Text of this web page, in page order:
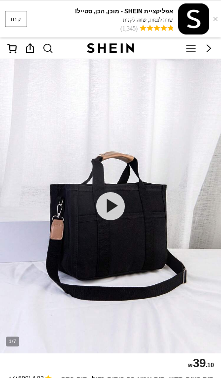
קחו ×
אפליקציית SHEIN - מוכן, הכן, סטייל!
שווה לנסות, שווה לקנות
(1,345)
1/7
₪39.10